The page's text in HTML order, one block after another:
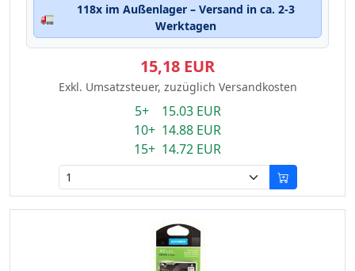
🚛
118x im Außenlager – Versand in ca. 2-3
Werktagen
15,18 EUR
Exkl. Umsatzsteuer, zuzüglich Versandkosten
5+ 15.03 EUR
10+ 14.88 EUR
15+ 14.72 EUR